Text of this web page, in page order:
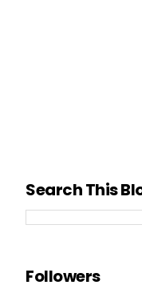
Search This
Followers